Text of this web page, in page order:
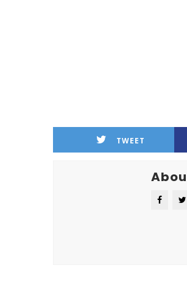
TWEET